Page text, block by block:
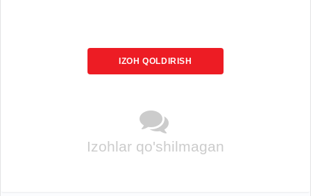
IZOH QOLDIRISH
Izohlar qo'shilmagan